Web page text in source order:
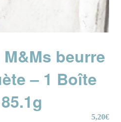
beurre
– 1 Boîte
5,20€